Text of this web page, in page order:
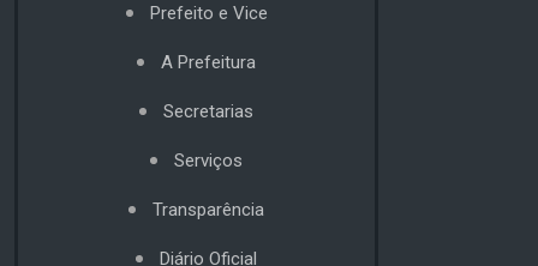
Prefeito e Vice
A Prefeitura
Secretarias
Serviços
Transparência
Diário Oficial